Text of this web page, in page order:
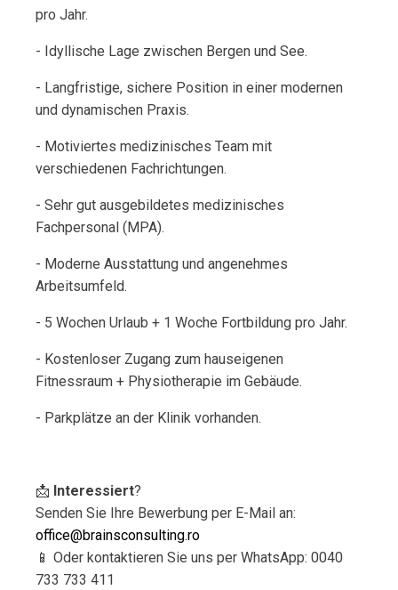
pro Jahr.
- Idyllische Lage zwischen Bergen und See.
- Langfristige, sichere Position in einer modernen
und dynamischen Praxis.
- Motiviertes medizinisches Team mit
verschiedenen Fachrichtungen.
- Sehr gut ausgebildetes medizinisches
Fachpersonal (MPA).
- Moderne Ausstattung und angenehmes
Arbeitsumfeld.
- 5 Wochen Urlaub + 1 Woche Fortbildung pro Jahr.
- Kostenloser Zugang zum hauseigenen
Fitnessraum + Physiotherapie im Gebäude.
- Parkplätze an der Klinik vorhanden.
📩 Interessiert?
Senden Sie Ihre Bewerbung per E-Mail an:
office@brainsconsulting.ro
📱 Oder kontaktieren Sie uns per WhatsApp: 0040
733 733 411